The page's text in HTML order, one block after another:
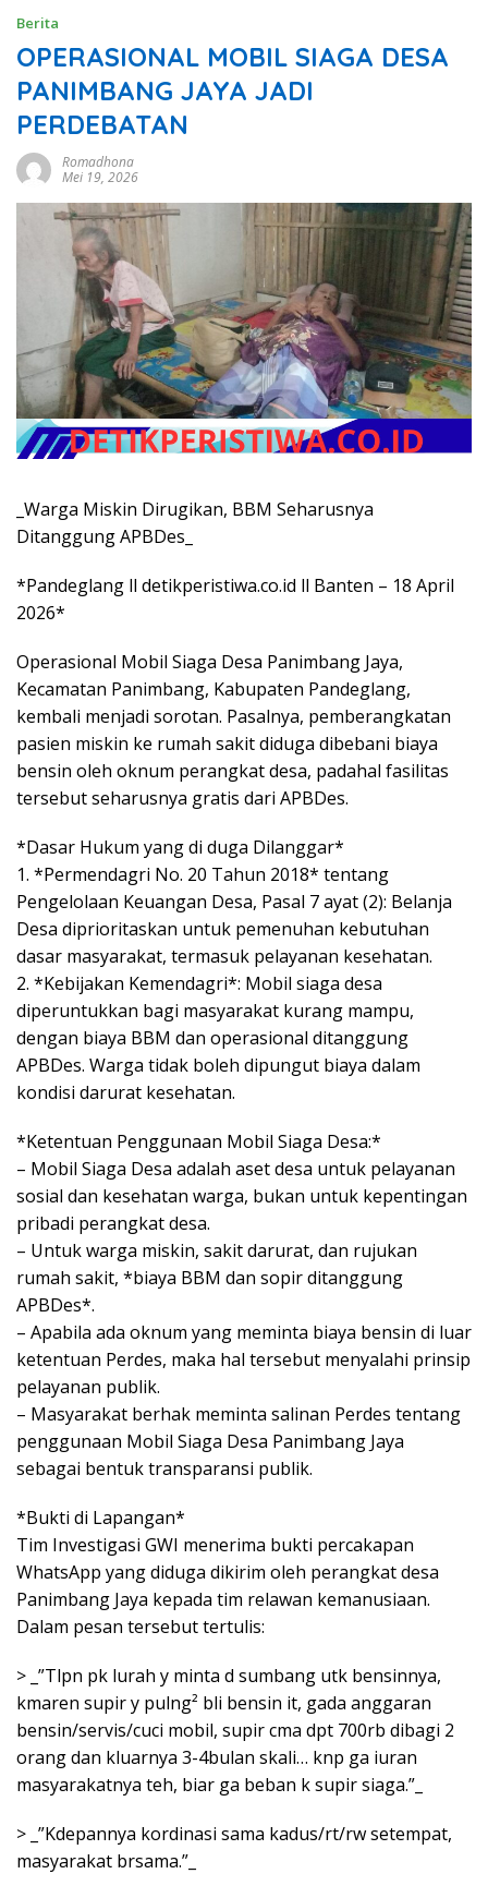
Berita
OPERASIONAL MOBIL SIAGA DESA
PANIMBANG JAYA JADI
PERDEBATAN
Romadhona
Mei 19, 2026
_Warga Miskin Dirugikan, BBM Seharusnya
Ditanggung APBDes_
*Pandeglang ll detikperistiwa.co.id ll Banten – 18 April
2026*
Operasional Mobil Siaga Desa Panimbang Jaya,
Kecamatan Panimbang, Kabupaten Pandeglang,
kembali menjadi sorotan. Pasalnya, pemberangkatan
pasien miskin ke rumah sakit diduga dibebani biaya
bensin oleh oknum perangkat desa, padahal fasilitas
tersebut seharusnya gratis dari APBDes.
*Dasar Hukum yang di duga Dilanggar*
1. *Permendagri No. 20 Tahun 2018* tentang
Pengelolaan Keuangan Desa, Pasal 7 ayat (2): Belanja
Desa diprioritaskan untuk pemenuhan kebutuhan
dasar masyarakat, termasuk pelayanan kesehatan.
2. *Kebijakan Kemendagri*: Mobil siaga desa
diperuntukkan bagi masyarakat kurang mampu,
dengan biaya BBM dan operasional ditanggung
APBDes. Warga tidak boleh dipungut biaya dalam
kondisi darurat kesehatan.
*Ketentuan Penggunaan Mobil Siaga Desa:*
– Mobil Siaga Desa adalah aset desa untuk pelayanan
sosial dan kesehatan warga, bukan untuk kepentingan
pribadi perangkat desa.
– Untuk warga miskin, sakit darurat, dan rujukan
rumah sakit, *biaya BBM dan sopir ditanggung
APBDes*.
– Apabila ada oknum yang meminta biaya bensin di luar
ketentuan Perdes, maka hal tersebut menyalahi prinsip
pelayanan publik.
– Masyarakat berhak meminta salinan Perdes tentang
penggunaan Mobil Siaga Desa Panimbang Jaya
sebagai bentuk transparansi publik.
*Bukti di Lapangan*
Tim Investigasi GWI menerima bukti percakapan
WhatsApp yang diduga dikirim oleh perangkat desa
Panimbang Jaya kepada tim relawan kemanusiaan.
Dalam pesan tersebut tertulis:
> _”Tlpn pk lurah y minta d sumbang utk bensinnya,
kmaren supir y pulng² bli bensin it, gada anggaran
bensin/servis/cuci mobil, supir cma dpt 700rb dibagi 2
orang dan kluarnya 3-4bulan skali… knp ga iuran
masyarakatnya teh, biar ga beban k supir siaga.”_
> _”Kdepannya kordinasi sama kadus/rt/rw setempat,
masyarakat brsama.”_